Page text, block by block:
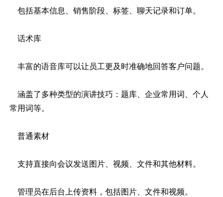
包括基本信息、销售阶段、标签、聊天记录和订单。
话术库
丰富的语音库可以让员工更及时准确地回答客户问题。
涵盖了多种类型的演讲技巧：题库、企业常用词、个人
常用词等。
普通素材
支持直接向会议发送图片、视频、文件和其他材料。
管理员在后台上传资料，包括图片、文件和视频。